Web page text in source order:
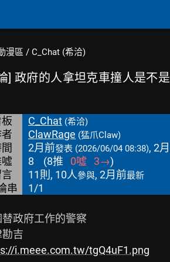
漫區 / C_Chat (希洽)
] 政府的人拿坦克車撞人是不
C_Chat (希洽)
ClawRage (猛爪Claw)
2月前發表 (2026/06/04 08:38), 2
8 (8推 0噓 3→)
11則, 10人參與, 2月前最新
串 1/1
政府工作的警察
i.meee.com.tw/tgQ4uF1.png